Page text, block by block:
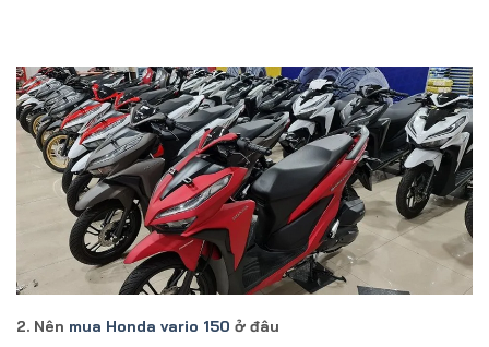
2. Nên mua Honda vario 150 ở đâu